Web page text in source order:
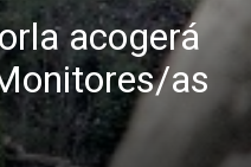
acogerá
as